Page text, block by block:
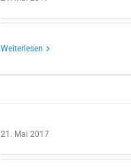
Weiterlesen
21. Mai 2017